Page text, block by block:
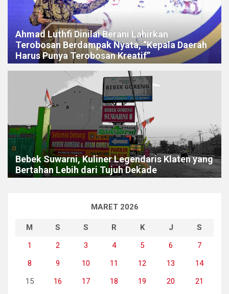
Ahmad Luthfi Dinilai Berani Lahirkan
Terobosan Berdampak Nyata, “Kepala Daerah
Harus Punya Terobosan Kreatif”
Bebek Suwarni, Kuliner Legendaris Klaten yang
Bertahan Lebih dari Tujuh Dekade
MARET 2026
M S S R K J
S
1
2 3 4 5 6
7
8
9 10 11 12 13
14
15
16 17 18 19 20
21